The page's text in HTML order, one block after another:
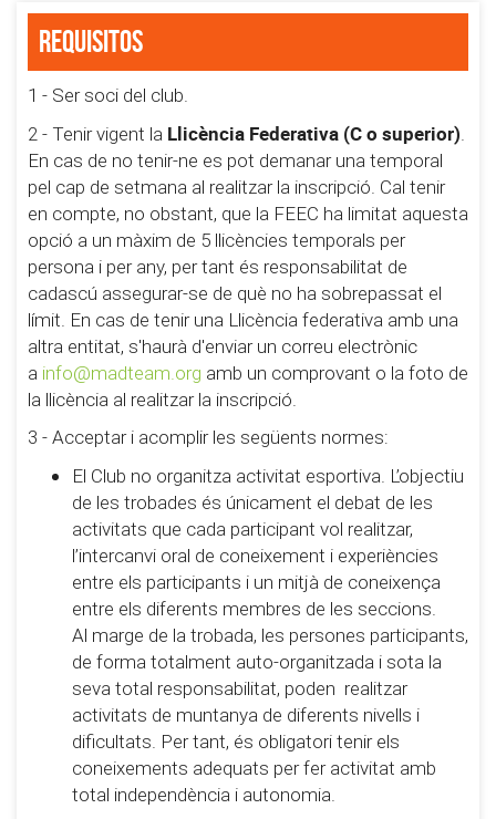
Requisitos
1 - Ser soci del club.
2 - Tenir vigent la Llicència Federativa (C o superior).
En cas de no tenir-ne es pot demanar una temporal
pel cap de setmana al realitzar la inscripció. Cal tenir
en compte, no obstant, que la FEEC ha limitat aquesta
opció a un màxim de 5 llicències temporals per
persona i per any, per tant és responsabilitat de
cadascú assegurar-se de què no ha sobrepassat el
límit. En cas de tenir una Llicència federativa amb una
altra entitat, s'haurà d'enviar un correu electrònic
a info@madteam.org amb un comprovant o la foto de
la llicència al realitzar la inscripció.
3 - Acceptar i acomplir les següents normes:
El Club no organitza activitat esportiva. L’objectiu
de les trobades és únicament el debat de les
activitats que cada participant vol realitzar,
l’intercanvi oral de coneixement i experiències
entre els participants i un mitjà de coneixença
entre els diferents membres de les seccions.
Al marge de la trobada, les persones participants,
de forma totalment auto-organitzada i sota la
seva total responsabilitat, poden realitzar
activitats de muntanya de diferents nivells i
dificultats. Per tant, és obligatori tenir els
coneixements adequats per fer activitat amb
total independència i autonomia.